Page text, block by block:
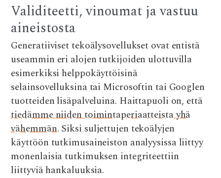
Validiteetti, vinoumat ja vastuu
aineistosta
Generatiiviset tekoälysovellukset ovat entistä
useammin eri alojen tutkijoiden ulottuvilla
esimerkiksi helppokäyttöisinä
selainsovelluksina tai Microsoftin tai Googlen
tuotteiden lisäpalveluina. Haittapuoli on, että
tiedämme niiden toimintaperiaatteista yhä
vähemmän. Siksi suljettujen tekoälyjen
käyttöön tutkimusaineiston analyysissa liittyy
monenlaisia tutkimuksen integriteettiin
liittyviä hankaluuksia.